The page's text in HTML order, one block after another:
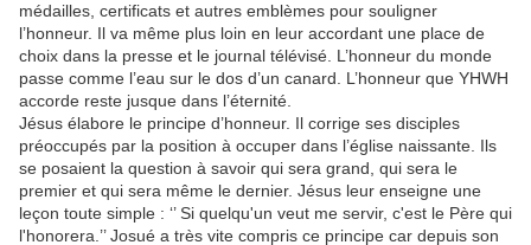
médailles, certificats et autres emblèmes pour souligner
l’honneur. Il va même plus loin en leur accordant une place de
choix dans la presse et le journal télévisé. L’honneur du monde
passe comme l’eau sur le dos d’un canard. L’honneur que YHWH
accorde reste jusque dans l’éternité.
Jésus élabore le principe d’honneur. Il corrige ses disciples
préoccupés par la position à occuper dans l’église naissante. Ils
se posaient la question à savoir qui sera grand, qui sera le
premier et qui sera même le dernier. Jésus leur enseigne une
leçon toute simple : ‘’ Si quelqu'un veut me servir, c'est le Père qui
l'honorera.’’ Josué a très vite compris ce principe car depuis son